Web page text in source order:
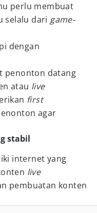
perlu membuat
selalu dari game-
dengan
penonton datang
atau live
first
agar
stabil
internet yang
live
pembuatan konten